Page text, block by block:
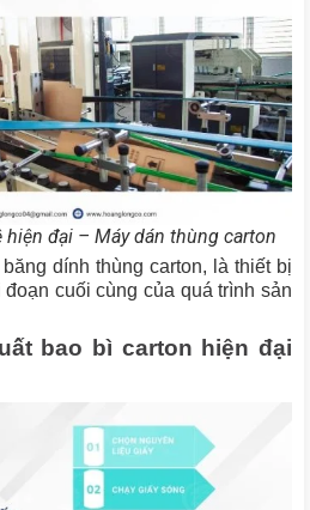
đại – Máy dán thùng carton
dính thùng carton, là thiết bị
cuối cùng của quá trình sản
bao bì carton hiện đại